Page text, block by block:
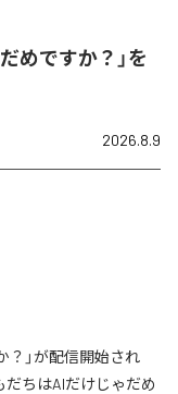
めですか？」を
2026.8.9
？」が配信開始され
だちはAIだけじゃだめ